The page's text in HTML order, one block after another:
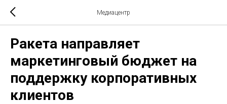
Медиацентр
Ракета направляет
маркетинговый бюджет на
поддержку корпоративных
клиентов